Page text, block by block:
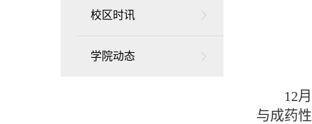
校区时讯
学院动态
12月
与成药